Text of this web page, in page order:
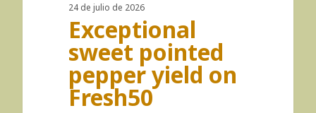
24 de julio de 2026
Exceptional
sweet pointed
pepper yield on
Fresh50